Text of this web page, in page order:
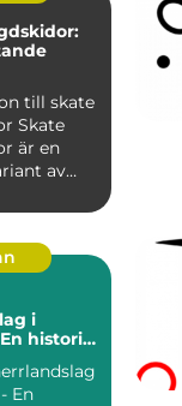
till skate
är en
av
i
historia
En